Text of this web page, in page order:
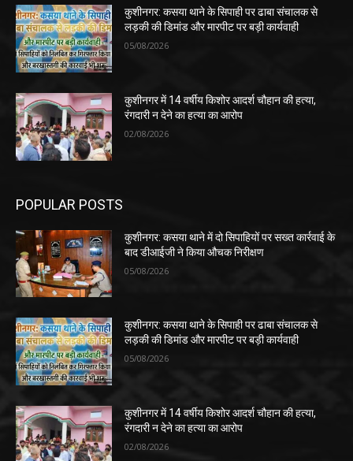
कुशीनगर: कसया थाने के सिपाही पर ढाबा संचालक से
लड़की की डिमांड और मारपीट पर बड़ी कार्यवाही
05/08/2026
कुशीनगर में 14 वर्षीय किशोर आदर्श चौहान की हत्या,
रंगदारी न देने का हत्या का आरोप
02/08/2026
POPULAR POSTS
कुशीनगर: कसया थाने में दो सिपाहियों पर सख्त कार्रवाई के
बाद डीआईजी ने किया औचक निरीक्षण
05/08/2026
कुशीनगर: कसया थाने के सिपाही पर ढाबा संचालक से
लड़की की डिमांड और मारपीट पर बड़ी कार्यवाही
05/08/2026
कुशीनगर में 14 वर्षीय किशोर आदर्श चौहान की हत्या,
रंगदारी न देने का हत्या का आरोप
02/08/2026